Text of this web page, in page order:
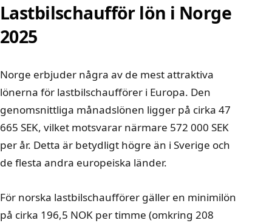
Lastbilschaufför lön i Norge
2025
Norge erbjuder några av de mest attraktiva
lönerna för lastbilschaufförer i Europa. Den
genomsnittliga månadslönen ligger på cirka 47
665 SEK, vilket motsvarar närmare 572 000 SEK
per år. Detta är betydligt högre än i Sverige och
de flesta andra europeiska länder.
För norska lastbilschaufförer gäller en minimilön
på cirka 196,5 NOK per timme (omkring 208